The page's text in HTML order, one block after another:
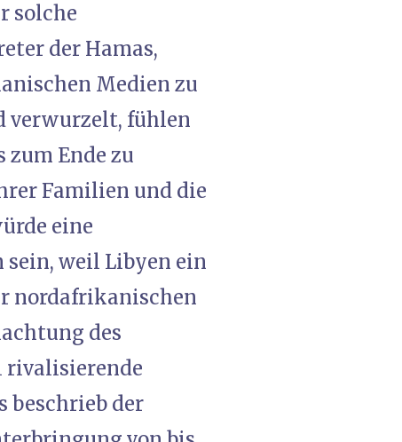
solche
der Hamas,
Medien zu
verwurzelt, fühlen
Ende zu
Familien und die
eine
weil Libyen ein
nordafrikanischen
des
rivalisierende
beschrieb der